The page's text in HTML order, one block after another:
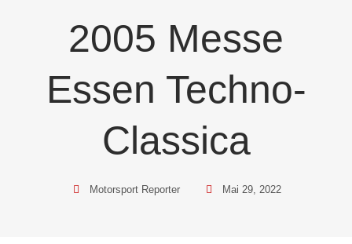
2005 Messe
Essen Techno-
Classica
Motorsport Reporter Mai 29, 2022